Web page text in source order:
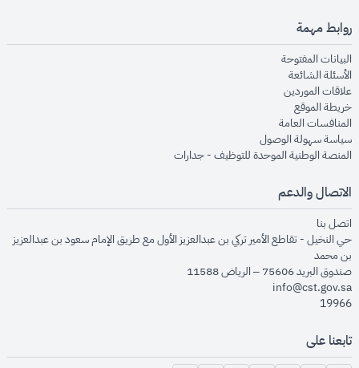
روابط مهمة
البيانات المفتوحةopens in new window
الأسئلة الشائعةopens in new window
علاقات الموردينopens in new window
خريطة الموقعopens in new window
المنافسات العامةopens in new window
سياسة سهولة الوصولopens in new window
المنصة الوطنية الموحدة للتوظيف - جداراتopens in new window
الاتصال والدعم
اتصل بنا
حي النخيل - تقاطع الأمير تركي بن عبدالعزيز الأول مع طريق الإمام سعود بن عبدالعزيز
بن محمد
صندوق البريد 75606 – الرياض 11588
info@cst.gov.sa
19966
تابعنا على